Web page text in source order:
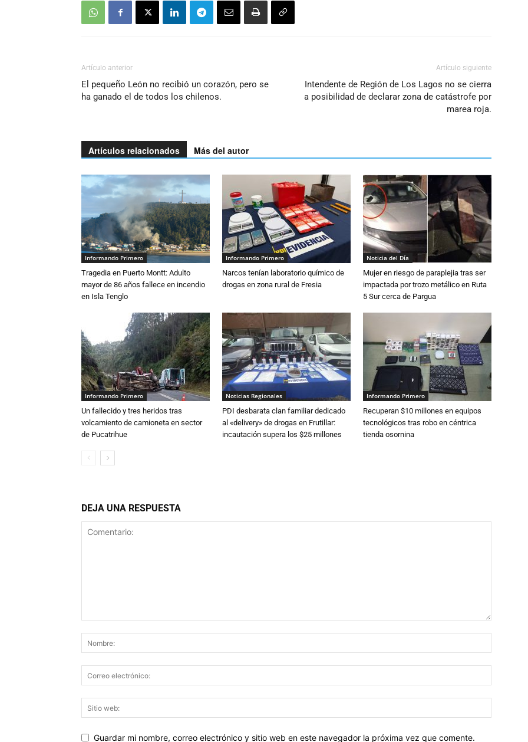
Artículo anterior
El pequeño León no recibió un corazón, pero se
ha ganado el de todos los chilenos.
Artículo siguiente
Intendente de Región de Los Lagos no se cierra
a posibilidad de declarar zona de catástrofe por
marea roja.
Artículos relacionados Más del autor
Informando Primero
Tragedia en Puerto Montt: Adulto
mayor de 86 años fallece en incendio
en Isla Tenglo
Informando Primero
Narcos tenían laboratorio químico de
drogas en zona rural de Fresia
Noticia del Día
Mujer en riesgo de paraplejia tras ser
impactada por trozo metálico en Ruta
5 Sur cerca de Pargua
Informando Primero
Un fallecido y tres heridos tras
volcamiento de camioneta en sector
de Pucatrihue
Noticias Regionales
PDI desbarata clan familiar dedicado
al «delivery» de drogas en Frutillar:
incautación supera los $25 millones
Informando Primero
Recuperan $10 millones en equipos
tecnológicos tras robo en céntrica
tienda osornina
DEJA UNA RESPUESTA
Guardar mi nombre, correo electrónico y sitio web en este navegador la próxima vez que comente.